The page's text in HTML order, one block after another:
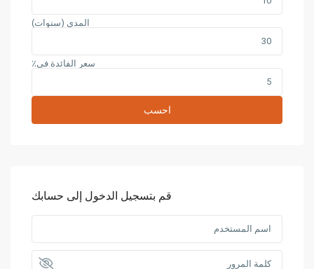
المدى (سنوات)
سعر الفائدة في٪
احسب
قم بتسجيل الدخول إلى حسابك